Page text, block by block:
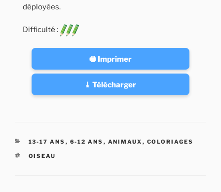
déployées.
Difficulté :
🖶 Imprimer
⤓ Télécharger
CATÉGORIES
13-17 ANS , 6-12 ANS , ANIMAUX , COLORIAGES
ÉTIQUETTES
OISEAU